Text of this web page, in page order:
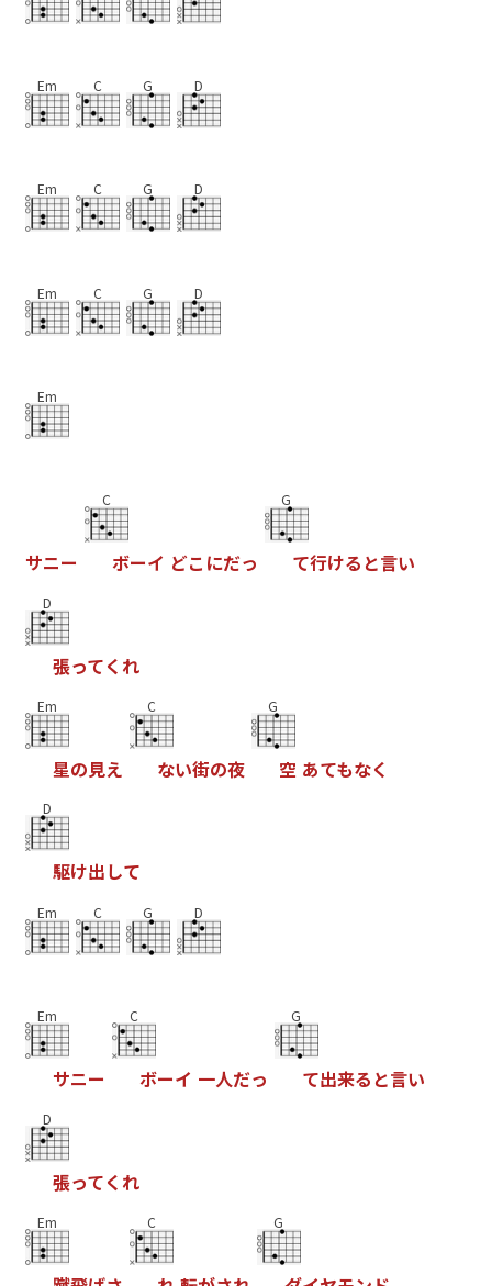
Em C G D
Em C G D
Em C G D
Em
サニー
C
ボーイ どこ にだっ
G
て行ける と言い
D
張ってく れ
Em
星の見え
C
ない街の夜
G
空 あてもなく
D
駆け出して
Em C G D
Em
サニー
C
ボーイ 一人だっ
G
て出来る と言い
D
張ってく れ
Em C G